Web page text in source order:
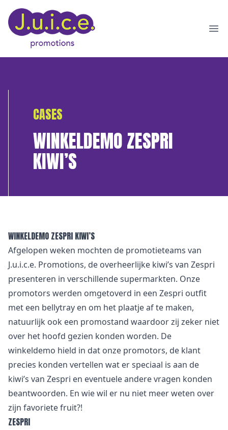
CASES
WINKELDEMO ZESPRI
KIWI’S
WINKELDEMO ZESPRI KIWI’S
Afgelopen weken mochten de promotieteams van
J.u.i.c.e. Promotions, de overheerlijke kiwi’s van Zespri
presenteren in verschillende supermarkten. Onze
promotors werden omgetoverd in een Zespri outfit
met een bellytray en om het plaatje af te maken,
natuurlijk ook een promostand waardoor zij zeker niet
over het hoofd gezien konden worden. De
winkeldemo hield in dat onze promotors, de klant
precies konden vertellen wat er speciaal is aan de
kiwi’s van Zespri en eventuele andere vragen konden
beantwoorden. En wie wil er nu niet meer weten over
zijn favoriete fruit?!
ZESPRI